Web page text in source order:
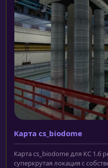
Карта cs_biodome
Карта cs_biodome для КС 1.6
суперкрутая локация с